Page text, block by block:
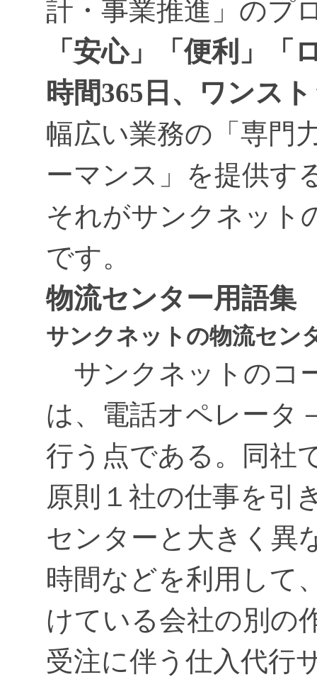
計・事業推進」のプ
「安心」「便利」「
時間365日、ワンス
幅広い業務の「専門
ーマンス」を提供す
それがサンクネット
です。
物流センター用語集
サンクネットの物流セン
サンクネットのコ
は、電話オペレータ
行う点である。同社
原則１社の仕事を引
センターと大きく異
時間などを利用して
けている会社の別の
受注に伴う仕入代行